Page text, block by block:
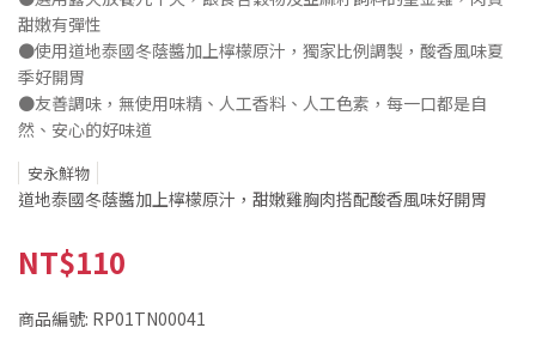
甜嫩有彈性
●使用道地泰國冬蔭醬加上檸檬原汁，獨家比例調製，酸香風味夏
季好開胃
●友善調味，無使用味精、人工香料、人工色素，每一口都是自
然、安心的好味道
安永鮮物
道地泰國冬蔭醬加上檸檬原汁，甜嫩雞胸肉搭配酸香風味好開胃
NT$110
商品編號: RP01TN00041